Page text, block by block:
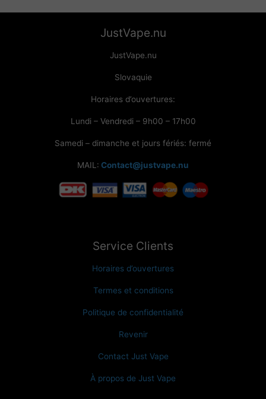
JustVape.nu
JustVape.nu
Slovaquie
Horaires d’ouvertures:
Lundi – Vendredi – 9h00 – 17h00
Samedi – dimanche et jours fériés: fermé
MAIL: Contact@justvape.nu
Service Clients
Horaires d’ouvertures
Termes et conditions
Politique de confidentialité
Revenir
Contact Just Vape
À propos de Just Vape